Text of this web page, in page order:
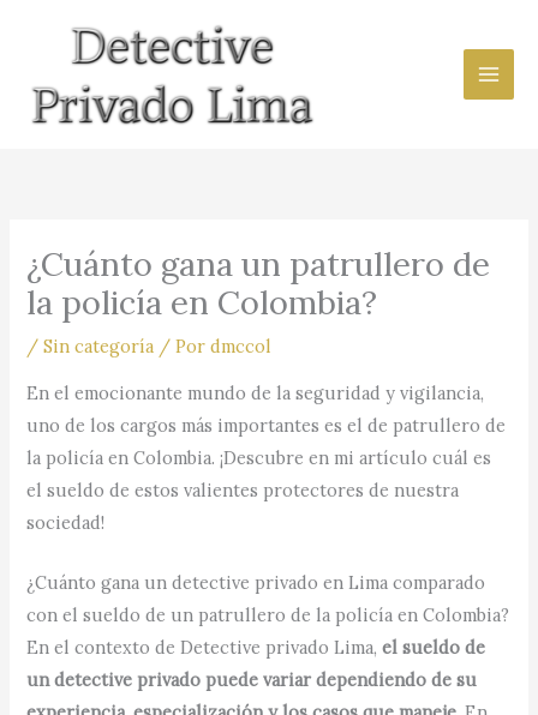
contenido
¿Cuánto gana un patrullero de
la policía en Colombia?
/Sin categoría / Pordmccol
En el emocionante mundo de la seguridad y vigilancia,
uno de los cargos más importantes es el de patrullero de
la policía en Colombia. ¡Descubre en mi artículo cuál es
el sueldo de estos valientes protectores de nuestra
sociedad!
¿Cuánto gana un detective privado en Lima comparado
con el sueldo de un patrullero de la policía en Colombia?
En el contexto de Detective privado Lima, el sueldo de
un detective privado puede variar dependiendo de su